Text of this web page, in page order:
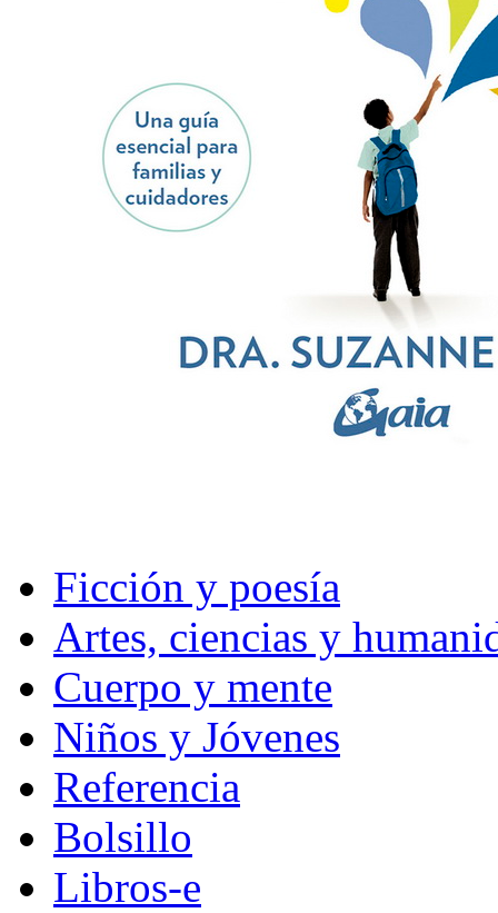
Ficción y poesía
Artes, ciencias y
Cuerpo y mente
Niños y Jóvenes
Referencia
Bolsillo
Libros-e